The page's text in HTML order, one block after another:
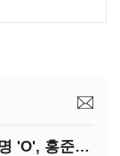
'곽상도 제명'…국민의힘 대선주자 7명 'O', 홍준표 '△'